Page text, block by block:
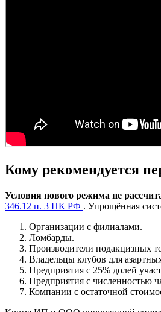
Кому рекомендуется
Условия нового режима не
346.12 п. 3 НК РФ . Упрощённая
Организации с филиалами.
Ломбарды.
Производители подакцизных
Владельцы клубов для
Предприятия с 25% долей
Предприятия с численностью
Компании с остаточной